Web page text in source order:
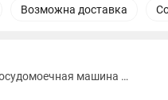
Возможна доставка
Продам посудомоечная машина новый.